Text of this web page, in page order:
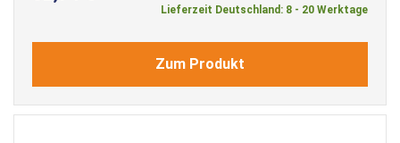
Lieferzeit Deutschland: 8 - 20 Werktage
Zum Produkt